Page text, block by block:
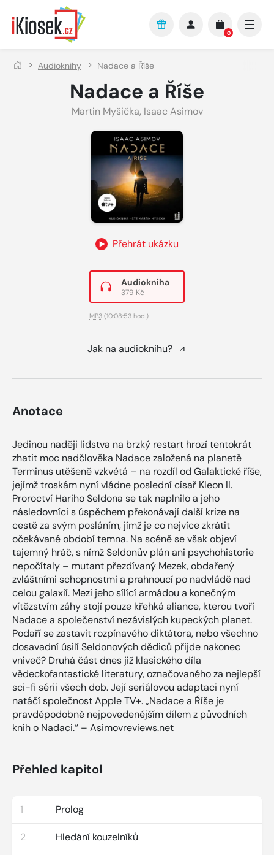
Přejít na hlavní obsah
0
Audioknihy Nadace a Říše
Nadace a Říše
Martin Myšička, Isaac Asimov
Přehrát ukázku
Audiokniha
379 Kč
MP3 (10:08:53 hod.)
Jak na audioknihu?
Anotace
Jedinou naději lidstva na brzký restart hrozí tentokrát
zhatit moc nadčlověka Nadace založená na planetě
Terminus utěšeně vzkvétá – na rozdíl od Galaktické říše,
jejímž troskám nyní vládne poslední císař Kleon II.
Proroctví Hariho Seldona se tak naplnilo a jeho
následovníci s úspěchem překonávají další krize na
cestě za svým posláním, jímž je co nejvíce zkrátit
očekávané období temna. Na scéně se však objeví
tajemný hráč, s nímž Seldonův plán ani psychohistorie
nepočítaly – mutant přezdívaný Mezek, obdařený
zvláštními schopnostmi a prahnoucí po nadvládě nad
celou galaxií. Mezi jeho sílící armádou a konečným
vítězstvím záhy stojí pouze křehká aliance, kterou tvoří
Nadace a společenství nezávislých kupeckých planet.
Podaří se zastavit rozpínavého diktátora, nebo všechno
dosavadní úsilí Seldonových dědiců přijde nakonec
vniveč? Druhá část dnes již klasického díla
vědeckofantastické literatury, označovaného za nejlepší
sci-fi sérii všech dob. Její seriálovou adaptaci nyní
natáčí společnost Apple TV+. „Nadace a Říše je
pravděpodobně nejpovedenějším dílem z původních
knih o Nadaci.“ – Asimovreviews.net
Přehled kapitol
1 Prolog
2 Hledání kouzelníků